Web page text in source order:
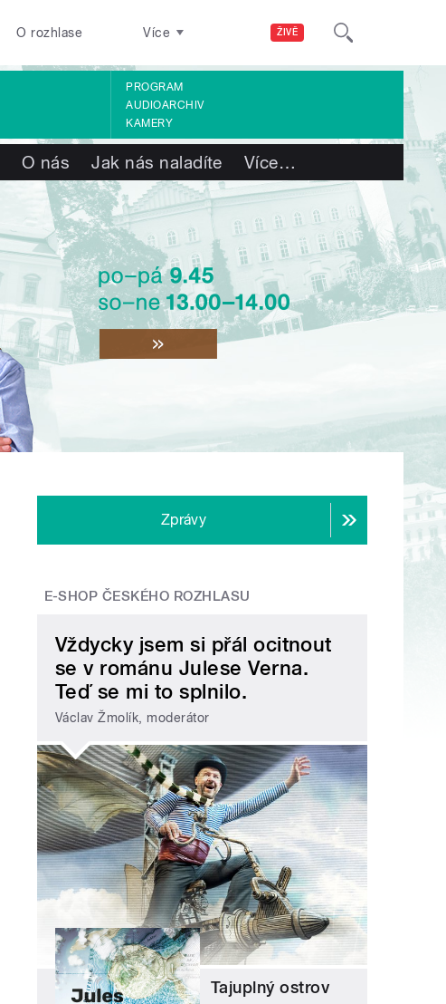
ŽIVĚ
O rozhlase Více
PROGRAM
AUDIOARCHIV
KAMERY
O nás Jak nás naladíte Více…
Zprávy
E-SHOP ČESKÉHO ROZHLASU
Vždycky jsem si přál ocitnout
se v románu Julese Verna.
Teď se mi to splnilo.
Václav Žmolík, moderátor
Tajuplný ostrov